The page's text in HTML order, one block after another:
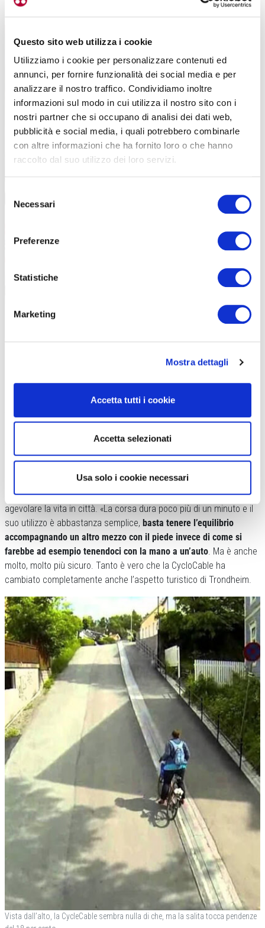
Questo sito web utilizza i cookie
Utilizziamo i cookie per personalizzare contenuti ed
annunci, per fornire funzionalità dei social media e per
analizzare il nostro traffico. Condividiamo inoltre
informazioni sul modo in cui utilizza il nostro sito con i
nostri partner che si occupano di analisi dei dati web,
pubblicità e social media, i quali potrebbero combinarle
con altre informazioni che ha fornito loro o che hanno
raccolto dal suo utilizzo dei loro servizi.
delNecessari
Preferenze
Statistiche
Marketing
Mostra dettagli
Accetta tutti i cookie
Accetta selezionati
Usa solo i cookie necessari
una tessera che lo registra come utente abituale.
Il meccanismo della CycloCable prevede una piattaforma di appoggio per un
UNO STRUMENTO INDISPENSABILE PER I LOCALI
«Non pensate – prosegue Johannes – al ciclista solo come colui
vestito con maglia e calzoncini, con casco in testa e pronto alla
sulla propria citybike riempie il cestello con la spesa
chi usa la bici per tutte le necessità quotidiane».
La Trampe CycloCable consente di non fare la minima fatica, di
rendere la vita più semplice ed è un po’ questo il leif motiv dell’idea,
agevolare la vita in città. «La corsa dura poco più di un minuto e il
suo utilizzo è abbastanza semplice, basta tenere l’equilibrio
accompagnando un altro mezzo con il piede invece di come si
farebbe ad esempio tenendoci con la mano a un’auto. Ma è anche
molto, molto più sicuro. Tanto è vero che la CycloCable ha
cambiato completamente anche l’aspetto turistico di Trondheim.
Vista dall’alto, la CycleCable sembra nulla di che, ma la salita tocca pendenze